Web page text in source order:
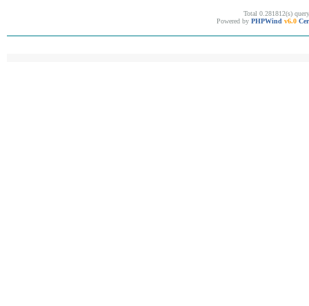
Total 0.281812(s)
Powered by PHPWind v6.0